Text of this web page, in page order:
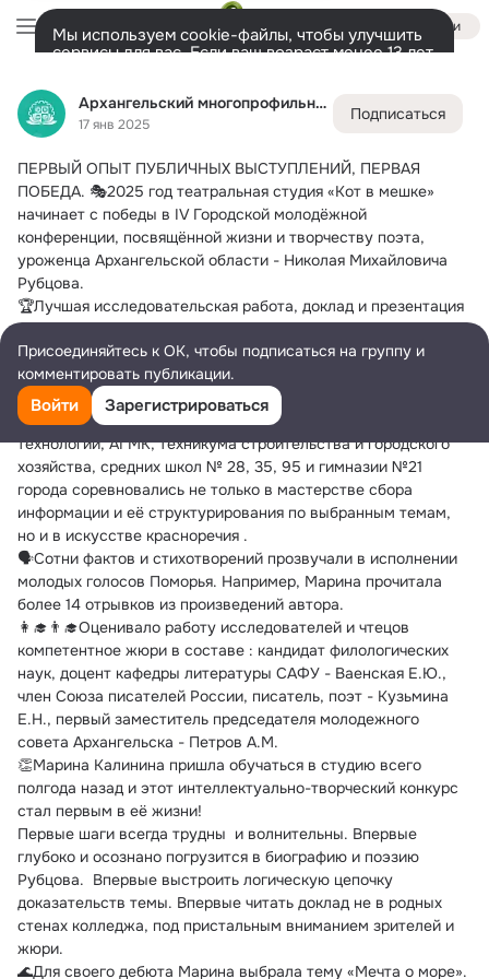
Архангельский многопрофильный колледж
17 янв 2025
Подписаться
ПЕРВЫЙ ОПЫТ ПУБЛИЧНЫХ ВЫСТУПЛЕНИЙ, ПЕРВАЯ
ПОБЕДА. 🎭2025 год театральная студия «Кот в мешке»
начинает с победы в IV Городской молодёжной
конференции, посвящённой жизни и творчеству поэта,
уроженца Архангельской области - Николая Михайловича
Рубцова.
🏆Лучшая исследовательская работа, доклад и презентация
были выполнены студенткой группы НК-23 - Мариной
Калининой .
📚16 февраля в библиотеке №17 имени Н.М.Рубцова
собралась читающая молодежь Архангельска.
Представители Высшей школы рыболовства и морских
технологий, АГМК, техникума строительства и городского
хозяйства, средних школ № 28, 35, 95 и гимназии №21
города соревновались не только в мастерстве сбора
информации и её структурирования по выбранным темам,
но и в искусстве красноречия .
🗣Сотни фактов и стихотворений прозвучали в исполнении
молодых голосов Поморья. Например, Марина прочитала
более 14 отрывков из произведений автора.
👩‍🎓👨‍🎓Оценивало работу исследователей и чтецов
компетентное жюри в составе : кандидат филологических
наук, доцент кафедры литературы САФУ - Ваенская Е.Ю.,
член Союза писателей России, писатель, поэт - Кузьмина
Е.Н., первый заместитель председателя молодежного
совета Архангельска - Петров А.М.
👏Марина Калинина пришла обучаться в студию всего
полгода назад и этот интеллектуально-творческий конкурс
стал первым в её жизни!
Первые шаги всегда трудны  и волнительны. Впервые
глубоко и осознано погрузится в биографию и поэзию
Рубцова.  Впервые выстроить логическую цепочку
доказательств темы. Впервые читать доклад не в родных
стенах колледжа, под пристальным вниманием зрителей и
жюри.
🌊Для своего дебюта Марина выбрала тему «Мечта о море».
Войти
Мы используем cookie-файлы, чтобы улучшить
сервисы для вас. Если ваш возраст менее 13 лет,
представитель.
Разрешить все Настроить
Лента Участники Ещё
Дополнительная
колонка
Всё1 691
Присоединяйтесь к ОК, чтобы подписаться на группу и
комментировать публикации.
Войти Зарегистрироваться